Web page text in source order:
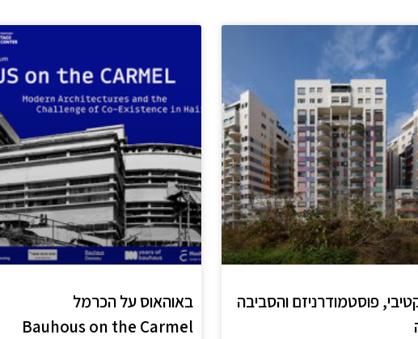
פוסטמודרניזם והסביבה
באוהאוס על הכרמל
Bauhous on the Carmel